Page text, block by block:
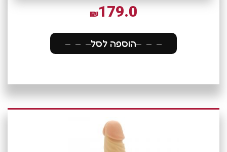
₪179.0
הוספה לסל